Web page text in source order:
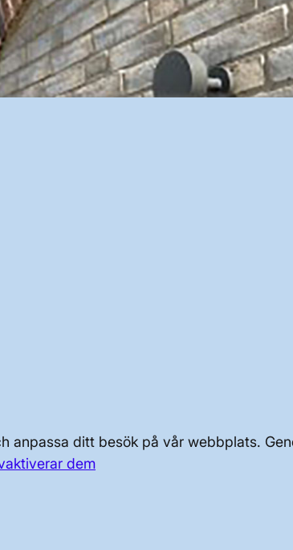
anpassa ditt besök på vår webbplats.
dem